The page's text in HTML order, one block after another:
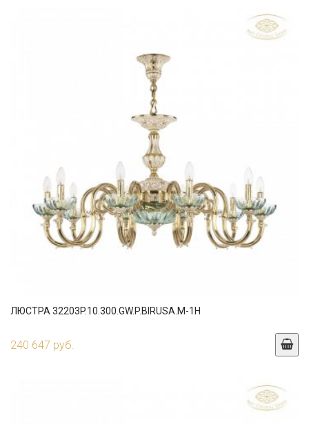
ЛЮСТРА 32203P.10.300.GW.P.BIRUSA.M-1H
240 647 руб.